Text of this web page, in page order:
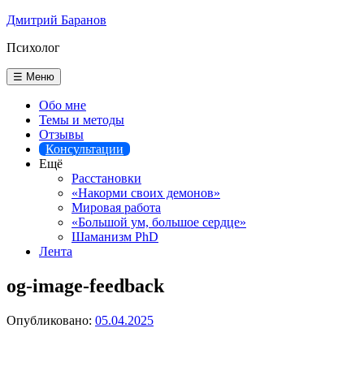
Перейти
содержимому
Дмитрий Баранов
Психолог
☰ Меню
Обо мне
Темы и методы
Отзывы
Консультации
Ещё
Расстановки
«Накорми своих демонов»
Мировая работа
«Большой ум, большое сердце»
Шаманизм PhD
Лента
og-image-feedback
Опубликовано: 05.04.2025